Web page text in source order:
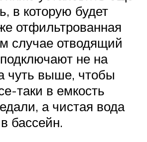
в которую будет
отфильтрованная
случае отводящий
не на
чуть выше, чтобы
таки в емкость
а чистая вода
бассейн.